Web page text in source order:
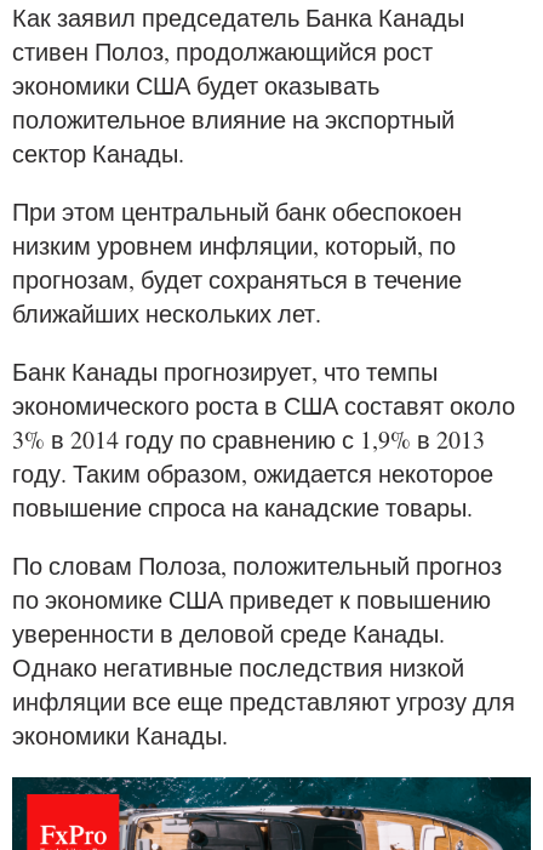
Как заявил председатель Банка Канады
стивен Полоз, продолжающийся рост
экономики США будет оказывать
положительное влияние на экспортный
сектор Канады.
При этом центральный банк обеспокоен
низким уровнем инфляции, который, по
прогнозам, будет сохраняться в течение
ближайших нескольких лет.
Банк Канады прогнозирует, что темпы
экономического роста в США составят около
3% в 2014 году по сравнению с 1,9% в 2013
году. Таким образом, ожидается некоторое
повышение спроса на канадские товары.
По словам Полоза, положительный прогноз
по экономике США приведет к повышению
уверенности в деловой среде Канады.
Однако негативные последствия низкой
инфляции все еще представляют угрозу для
экономики Канады.